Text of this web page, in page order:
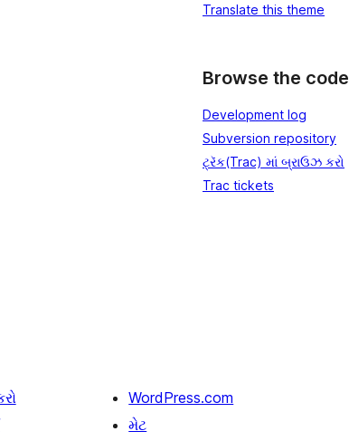
Translate this theme
Browse the code
Development log
Subversion repository
ટ્રૅક(Trac) માં બ્રાઉઝ કરો
Trac tickets
WordPress.com
મેટ